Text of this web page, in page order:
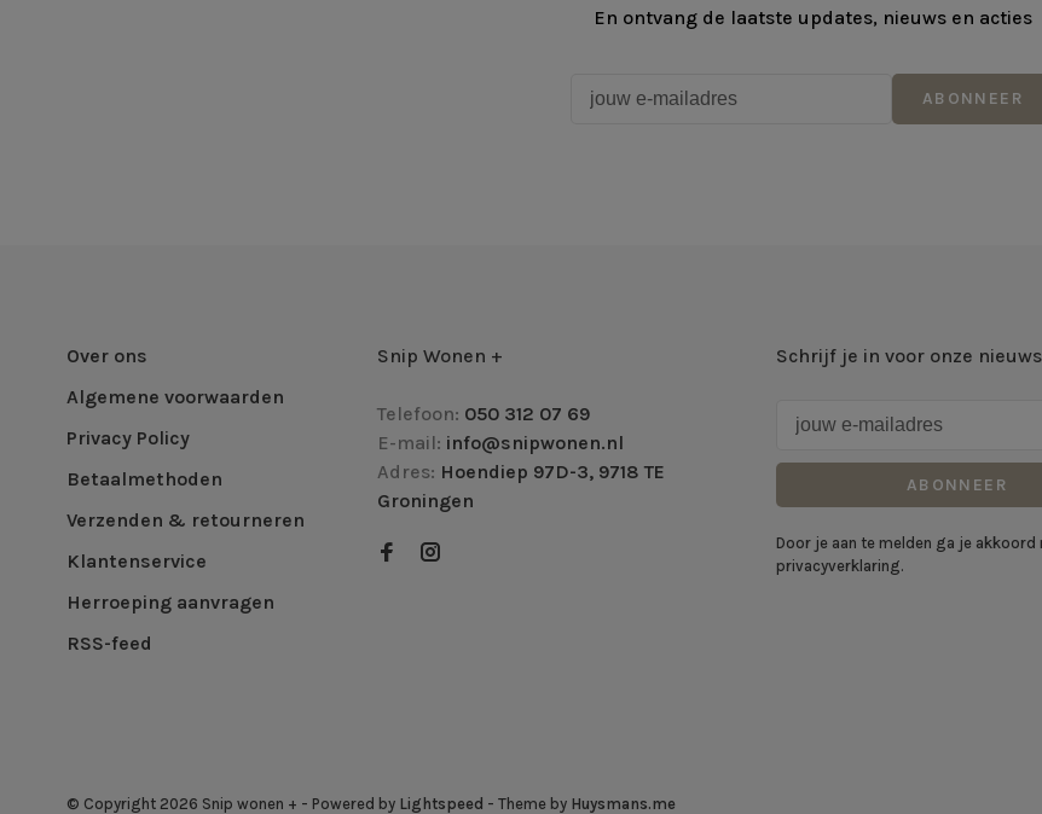
En ontvang de laatste updates, nieuws en acties
ABONNEER
Over ons
Algemene voorwaarden
Privacy Policy
Betaalmethoden
Verzenden & retourneren
Klantenservice
Herroeping aanvragen
RSS-feed
Snip Wonen +
Telefoon: 050 312 07 69
E-mail: info@snipwonen.nl
Adres: Hoendiep 97D-3, 9718 TE
Groningen
Schrijf je in voor onze
ABONNEER
Door je aan te melden ga je akkoord
privacyverklaring.
© Copyright 2026 Snip wonen + - Powered by Lightspeed - Theme by Huysmans.me